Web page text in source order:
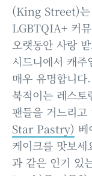
(King Street)는
LGBTQIA+ 커
오랫동안 사랑
시드니에서 캐
매우 유명합니다.
북적이는 레스
팬들을 거느리고
Star Pastry) 베
케이크를 맛보세
과 같은 인기 있